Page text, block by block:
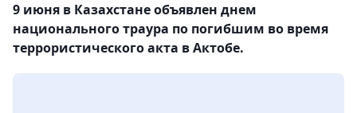
9 июня в Казахстане объявлен днем
национального траура по погибшим во время
террористического акта в Актобе.